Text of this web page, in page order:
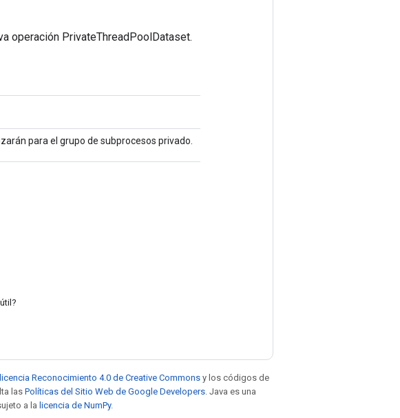
operación PrivateThreadPoolDataset.
para el grupo de subprocesos privado.
licencia Reconocimiento 4.0 de Creative Commons y los códigos de
lasPolíticas del Sitio Web de Google Developers . Java es una
a la licencia de NumPy.